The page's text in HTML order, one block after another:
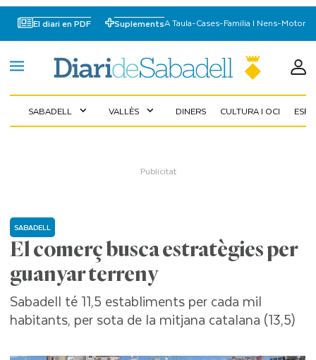
El diari en PDF SuplementsA Taula-Cases-Familia I Nens-Motor
SABADELL expand_more VALLÈS expand_more DINERS CULTURA I OCI
El comerç busca estratègies per
guanyar terreny
SABADELL
Sabadell té 11,5 establiments per cada mil
habitants, per sota de la mitjana catalana (13,5)